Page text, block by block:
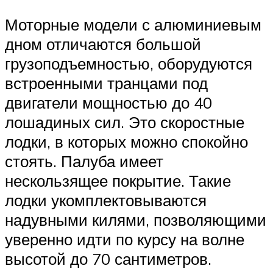
Моторные модели с алюминиевым
дном отличаются большой
грузоподъемностью, оборудуются
встроенными транцами под
двигатели мощностью до 40
лошадиных сил. Это скоростные
лодки, в которых можно спокойно
стоять. Палуба имеет
нескользящее покрытие. Такие
лодки укомплектовываются
надувными килями, позволяющими
уверенно идти по курсу на волне
высотой до 70 сантиметров.